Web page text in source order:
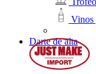
Vinos
Darte de alta